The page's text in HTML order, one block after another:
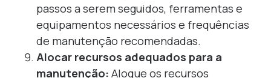
passos a serem seguidos, ferramentas e
equipamentos necessários e frequências
de manutenção recomendadas.
Alocar recursos adequados para a
manutenção: Aloque os recursos